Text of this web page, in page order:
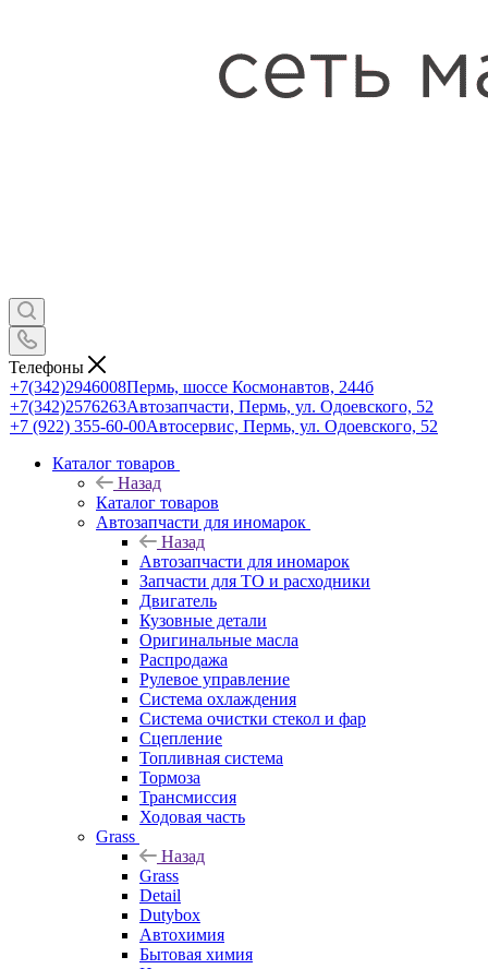
Телефоны
+7(342)2946008Пермь, шоссе Космонавтов, 244б
+7(342)2576263Автозапчасти, Пермь, ул. Одоевского, 52
+7 (922) 355-60-00Автосервис, Пермь, ул. Одоевского, 52
Каталог товаров
Назад
Каталог товаров
Автозапчасти для иномарок
Назад
Автозапчасти для иномарок
Запчасти для ТО и расходники
Двигатель
Кузовные детали
Оригинальные масла
Распродажа
Рулевое управление
Система охлаждения
Система очистки стекол и фар
Сцепление
Топливная система
Тормоза
Трансмиссия
Ходовая часть
Grass
Назад
Grass
Detail
Dutybox
Автохимия
Бытовая химия